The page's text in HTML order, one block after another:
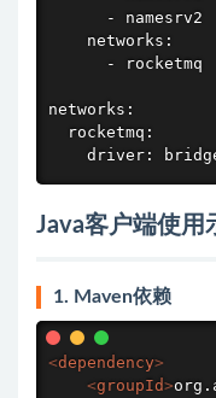
      - namesrv2
    networks:
      - rocketmq
networks:
  rocketmq:
driver:
Java客户端使用
1. Maven依赖
<dependency>
<groupId>